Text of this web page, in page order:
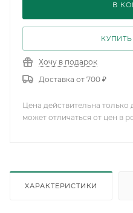
В
Хочу в подарок
Доставка от 700 ₽
Цена действительна только
может отличаться от цен в
ХАРАКТЕРИСТИКИ